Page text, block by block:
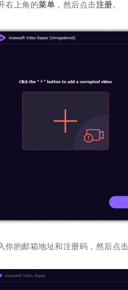
右上角的菜单 ，然后点击注册。
你的邮箱地址和注册码，然后点击